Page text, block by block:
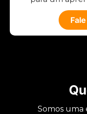
Somos uma